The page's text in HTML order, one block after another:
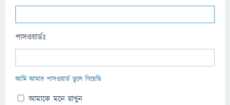
পাসওয়ার্ডঃ
আমি আমার পাসওয়ার্ড ভুলে গিয়েছি
আমাকে মনে রাখুন